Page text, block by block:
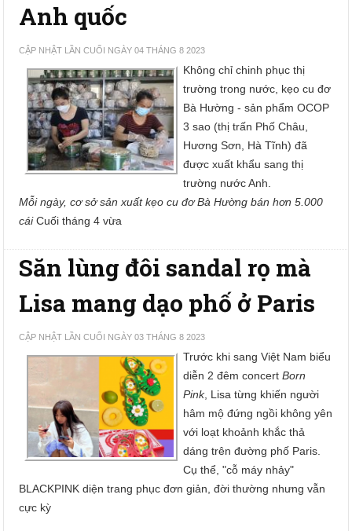
Anh quốc
CẬP NHẬT LẦN CUỐI NGÀY 04 THÁNG 8 2023
Không chỉ chinh phục thị
trường trong nước, kẹo cu đơ
Bà Hường - sản phẩm OCOP
3 sao (thị trấn Phố Châu,
Hương Sơn, Hà Tĩnh) đã
được xuất khẩu sang thị
trường nước Anh.
Mỗi ngày, cơ sở sản xuất kẹo cu đơ Bà Hường bán hơn 5.000
cáiCuối tháng 4 vừa
Săn lùng đôi sandal rọ mà
Lisa mang dạo phố ở Paris
CẬP NHẬT LẦN CUỐI NGÀY 03 THÁNG 8 2023
Trước khi sang Việt Nam biểu
diễn 2 đêm concertBorn
Pink, Lisa từng khiến người
hâm mộ đứng ngồi không yên
với loạt khoảnh khắc thả
dáng trên đường phố Paris.
Cụ thể, "cỗ máy nhảy"
BLACKPINK diện trang phục đơn giản, đời thường nhưng vẫn
cực kỳ